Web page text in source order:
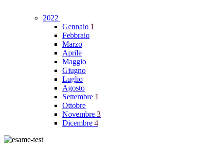
2022
Gennaio 1
Febbraio
Marzo
Aprile
Maggio
Giugno
Luglio
Agosto
Settembre 1
Ottobre
Novembre 3
Dicembre 4